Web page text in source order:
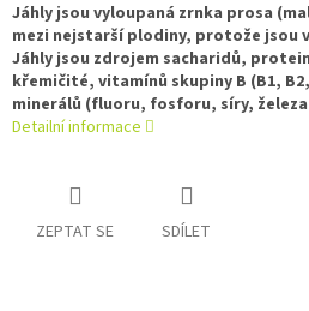
Jáhly jsou vyloupaná zrnka prosa
mezi nejstarší plodiny, protože jsou
Jáhly jsou zdrojem sacharidů,
křemičité, vitamínů skupiny B (B1, B2,
minerálů (fluoru, fosforu, síry,
Detailní informace
ZEPTAT SE SDÍLET